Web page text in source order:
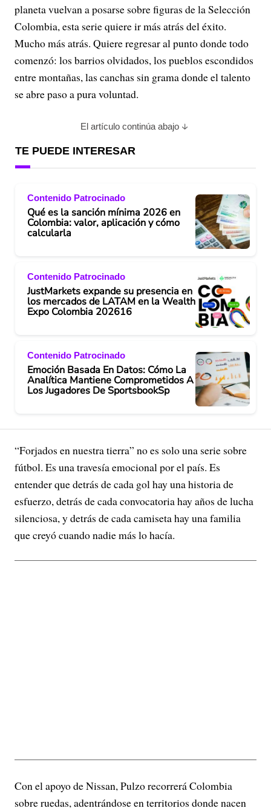
planeta vuelvan a posarse sobre figuras de la Selección
Colombia, esta serie quiere ir más atrás del éxito.
Mucho más atrás. Quiere regresar al punto donde todo
comenzó: los barrios olvidados, los pueblos escondidos
entre montañas, las canchas sin grama donde el talento
se abre paso a pura voluntad.
El artículo continúa abajo
TE PUEDE INTERESAR
Contenido Patrocinado
Qué es la sanción mínima 2026 en
Colombia: valor, aplicación y cómo
calcularla
Contenido Patrocinado
JustMarkets expande su presencia en
los mercados de LATAM en la Wealth
Expo Colombia 202616
Contenido Patrocinado
Emoción Basada En Datos: Cómo La
Analítica Mantiene Comprometidos A
Los Jugadores De SportsbookSp
“Forjados en nuestra tierra” no es solo una serie sobre
fútbol. Es una travesía emocional por el país. Es
entender que detrás de cada gol hay una historia de
esfuerzo, detrás de cada convocatoria hay años de lucha
silenciosa, y detrás de cada camiseta hay una familia
que creyó cuando nadie más lo hacía.
Con el apoyo de Nissan, Pulzo recorrerá Colombia
sobre ruedas, adentrándose en territorios donde nacen